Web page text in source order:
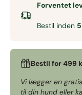
Forventet
Bestil inden
Bestil for 499
Vi lægger en
til din hund eller